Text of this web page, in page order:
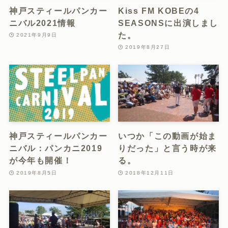
神戸スティールパンカー
ニバル2021情報
2021年9月9日
Kiss FM KOBEの4
SEASONSに出演しまし
た。
2019年8月27日
神戸スティールパンカー
ニバル：パンカニ2019
が今年も開催！
2019年8月5日
いつか「この動画が始ま
りだった」と言う時が来
る。
2018年12月11日